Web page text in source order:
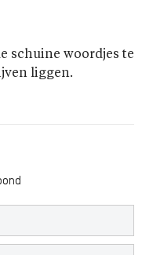
schuine woordjes te
liggen.